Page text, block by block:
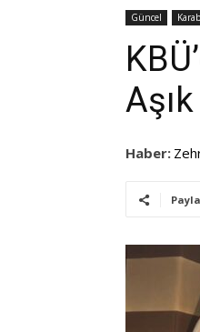
Güncel
Haber: